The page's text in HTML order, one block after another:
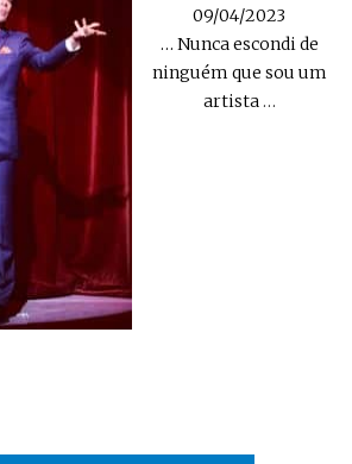
09/04/2023
… Nunca escondi de
ninguém que sou um
artista …